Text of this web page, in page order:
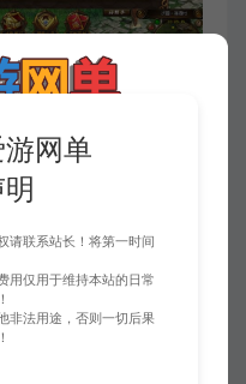
网单
请联系站长！将第一时间
用仅用于维持本站的日常
非法用途，否则一切后果